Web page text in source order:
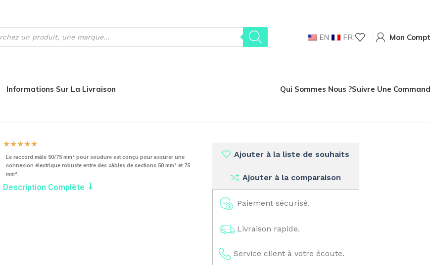
EN
FR Mon
Informations Sur La Livraison Qui Sommes Nous ?Suivre Une
☆☆☆☆☆
Le raccord mâle 50/75 mm² pour soudure est conçu pour assurer une
connexion électrique robuste entre des câbles de sections 50 mm² et 75
mm².
Description Complète
Ajouter à la liste de souhaits
Ajouter à la comparaison
Paiement sécurisé.
Livraison rapide.
Service client à votre écoute.